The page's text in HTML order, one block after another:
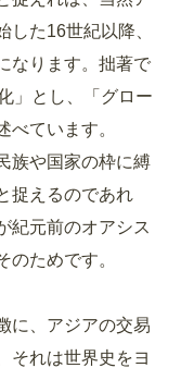
した16世紀以降、
なります。拙著で
」とし、「グロー
ています。
族や国家の枠に縛
捉えるのであれ
紀元前のオアシス
ためです。
に、アジアの交易
それは世界史をヨ